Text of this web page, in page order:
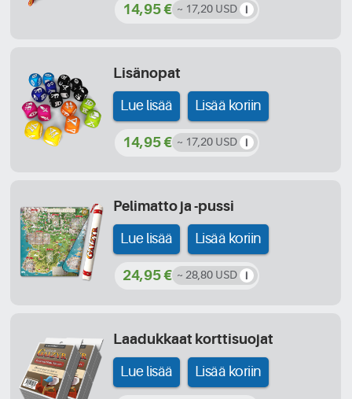
14,95 € ~ 17,20 USD
Lisänopat
Lue lisää Lisää koriin
14,95 € ~ 17,20 USD
Pelimatto ja -pussi
Lue lisää Lisää koriin
24,95 € ~ 28,80 USD
Laadukkaat korttisuojat
Lue lisää Lisää koriin